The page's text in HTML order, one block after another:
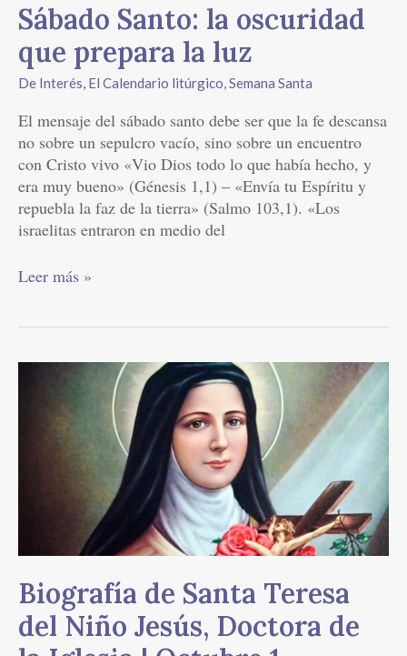
Sábado Santo: la oscuridad
que prepara la luz
De Interés, El Calendario litúrgico,Semana Santa
El mensaje del sábado santo debe ser que la fe descansa
no sobre un sepulcro vacío, sino sobre un encuentro
con Cristo vivo «Vio Dios todo lo que había hecho, y
era muy bueno» (Génesis 1,1) – «Envía tu Espíritu y
repuebla la faz de la tierra» (Salmo 103,1). «Los
israelitas entraron en medio del
Leer más »
Biografía de Santa Teresa
del Niño Jesús, Doctora de
Biografía
Teresa
Iglesia
Octubre